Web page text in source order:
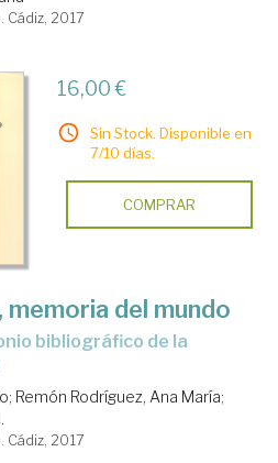
Cádiz, 2017
16,00 €
Sin Stock. Disponible en
7/10 días.
COMPRAR
del mundo
; Remón Rodríguez, Ana María;
Cádiz, 2017